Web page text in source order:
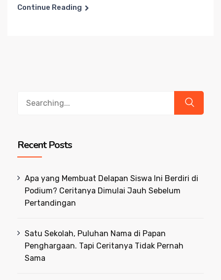
Continue Reading
Recent Posts
Apa yang Membuat Delapan Siswa Ini Berdiri di
Podium? Ceritanya Dimulai Jauh Sebelum
Pertandingan
Satu Sekolah, Puluhan Nama di Papan
Penghargaan. Tapi Ceritanya Tidak Pernah
Sama